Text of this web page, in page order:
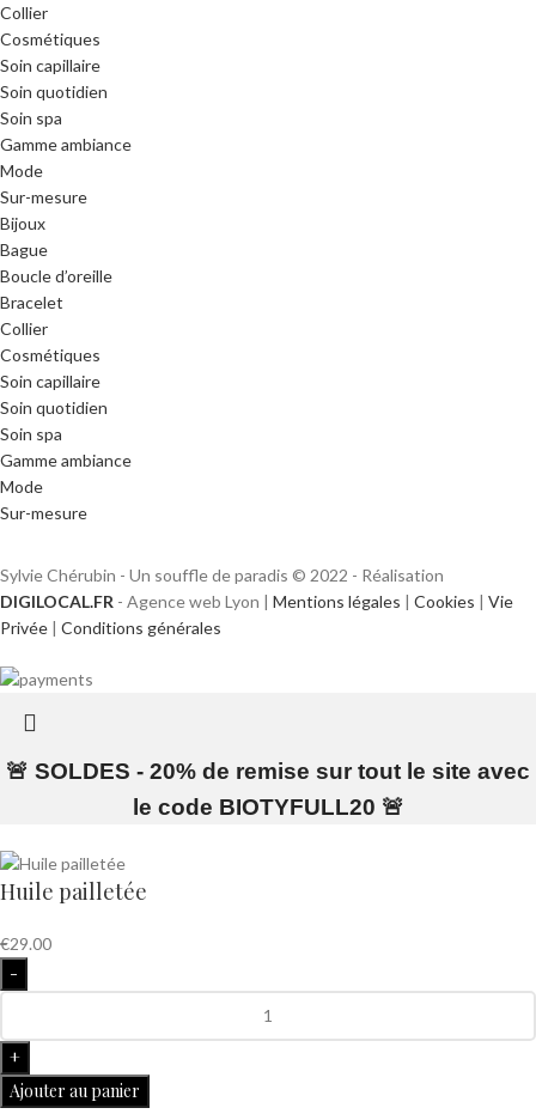
Collier
Cosmétiques
Soin capillaire
Soin quotidien
Soin spa
Gamme ambiance
Mode
Sur-mesure
Bijoux
Bague
Boucle d’oreille
Bracelet
Collier
Cosmétiques
Soin capillaire
Soin quotidien
Soin spa
Gamme ambiance
Mode
Sur-mesure
Sylvie Chérubin - Un souffle de paradis © 2022 - Réalisation
DIGILOCAL.FR - Agence web Lyon | Mentions légales | Cookies | Vie
Privée | Conditions générales
🚨 SOLDES - 20% de remise sur tout le site avec
le code BIOTYFULL20 🚨
Huile pailletée
€29.00
Ajouter au panier